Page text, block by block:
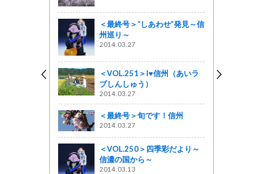
＜最終号＞“しあわせ”発見～信
州巡り～
2014.03.27
＜VOL.251＞I♥信州（あいラ
ブしんしゅう）
2014.03.27
＜最終号＞旬です！信州
2014.03.27
＜VOL.250＞四季彩だより～
信濃の国から～
2014.03.13